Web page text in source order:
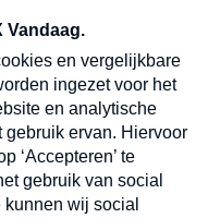
in
Verzend